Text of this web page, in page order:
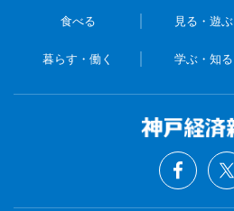
食べる 見る・遊ぶ
暮らす・働く 学ぶ・知る